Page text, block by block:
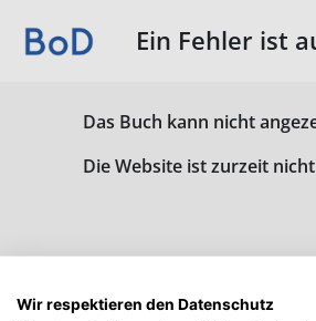
Ein Fehler ist
Das Buch kann nicht
Die Website ist zurzeit
Wir respektieren den Datenschutz